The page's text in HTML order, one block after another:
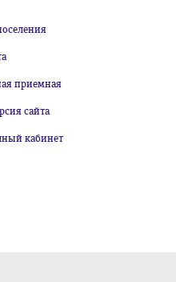
приемная
сайта
кабинет